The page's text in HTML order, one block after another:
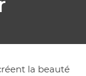
la beauté